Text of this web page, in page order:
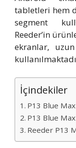
tabletleri hem
segment
Reeder’in
ekranlar,
İçindekiler
P13 Blue
P13 Blue
Reeder P13